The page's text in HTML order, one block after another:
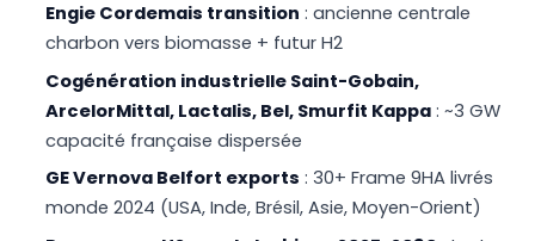
Engie Cordemais transition : ancienne centrale
charbon vers biomasse + futur H2
Cogénération industrielle Saint-Gobain,
ArcelorMittal, Lactalis, Bel, Smurfit Kappa : ~3 GW
capacité française dispersée
GE Vernova Belfort exports : 30+ Frame 9HA livrés
monde 2024 (USA, Inde, Brésil, Asie, Moyen-Orient)